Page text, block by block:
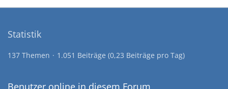
Statistik
137 Themen 1.051 Beiträge (0,23 Beiträge pro Tag)
Benutzer online in diesem Forum